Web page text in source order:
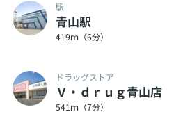
駅
青山駅
419ｍ（6分）
ドラッグストア
Ｖ・ｄｒｕｇ青山店
541ｍ（7分）